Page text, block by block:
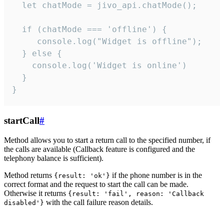
  let chatMode = jivo_api.chatMode();
  if (chatMode === 'offline') {
     console.log("Widget is offline");
  } else {
    console.log('Widget is online')
  }
}
startCall#
Method allows you to start a return call to the specified number, if
the calls are available (Callback feature is configured and the
telephony balance is sufficient).
Method returns {result: 'ok'} if the phone number is in the
correct format and the request to start the call can be made.
Otherwise it returns {result: 'fail', reason: 'Callback
disabled'} with the call failure reason details.